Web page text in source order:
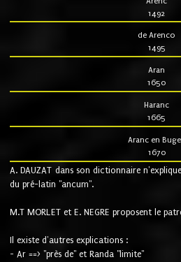
1492
de Arenco
1495
Aran
1650
Haranc
1665
Aranc en
1670
A. DAUZAT dans son dictionnaire
du pré-latin "ancum".
M.T MORLET et E. NEGRE proposent le
Il existe d'autres explications :
- Ar ==> "près de" et Randa "limite"